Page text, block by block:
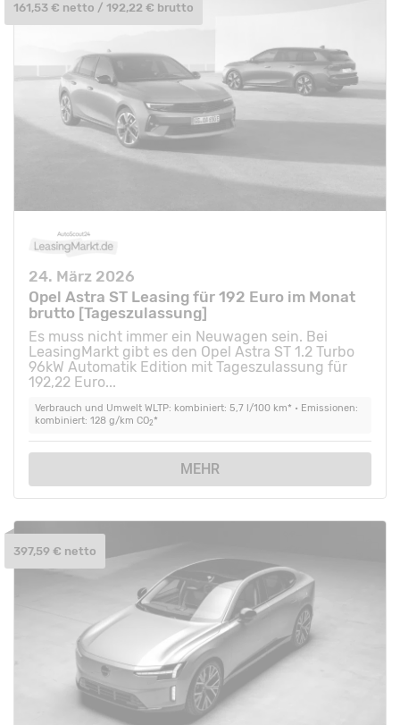
24. März 2026
Opel Astra ST Leasing für 192 Euro im Monat
brutto [Tageszulassung]
Es muss nicht immer ein Neuwagen sein. Bei
LeasingMarkt gibt es den Opel Astra ST 1.2 Turbo
96kW Automatik Edition mit Tageszulassung für
192,22 Euro...
Verbrauch und Umwelt WLTP: kombiniert: 5,7 l/100 km* • Emissionen:
kombiniert: 128 g/km CO2*
MEHR
161,53 € netto / 192,22 € brutto
397,59 € netto